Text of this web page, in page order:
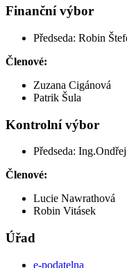
Finanční výbor
Předseda: Robin
Členové:
Zuzana Cigánová
Patrik Šula
Kontrolní výbor
Předseda:
Členové:
Lucie Nawrathová
Robin Vitásek
Úřad
e-podatelna